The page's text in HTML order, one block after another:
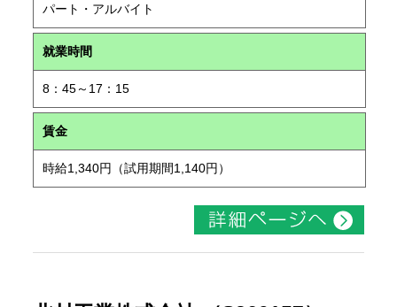
パート・アルバイト
就業時間
8：45～17：15
賃金
時給1,340円（試用期間1,140円）